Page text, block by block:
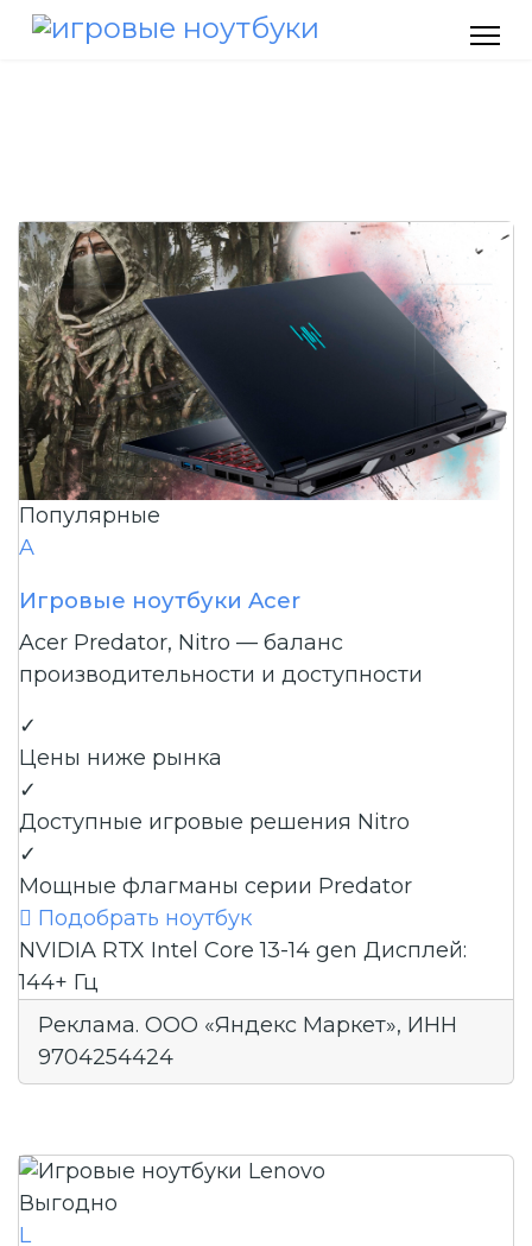
Популярные
A
Игровые ноутбуки Acer
Acer Predator, Nitro — баланс
производительности и доступности
✓
Цены ниже рынка
✓
Доступные игровые решения Nitro
✓
Мощные флагманы серии Predator
 Подобрать ноутбук
NVIDIA RTX Intel Core 13-14 gen Дисплей:
144+ Гц
Реклама. ООО «Яндекс Маркет», ИНН
9704254424
Выгодно
L